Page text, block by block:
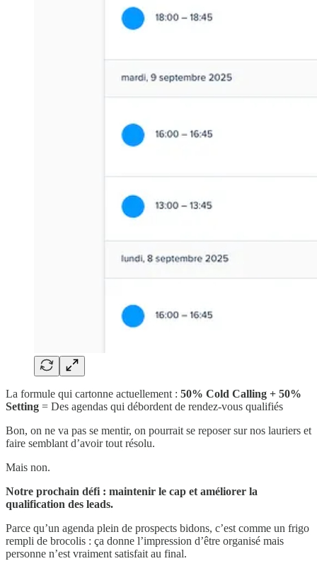
La formule qui cartonne actuellement : 50% Cold Calling + 50%
Setting = Des agendas qui débordent de rendez-vous qualifiés
Bon, on ne va pas se mentir, on pourrait se reposer sur nos lauriers et
faire semblant d’avoir tout résolu.
Mais non.
Notre prochain défi : maintenir le cap et améliorer la
qualification des leads.
Parce qu’un agenda plein de prospects bidons, c’est comme un frigo
rempli de brocolis : ça donne l’impression d’être organisé mais
personne n’est vraiment satisfait au final.